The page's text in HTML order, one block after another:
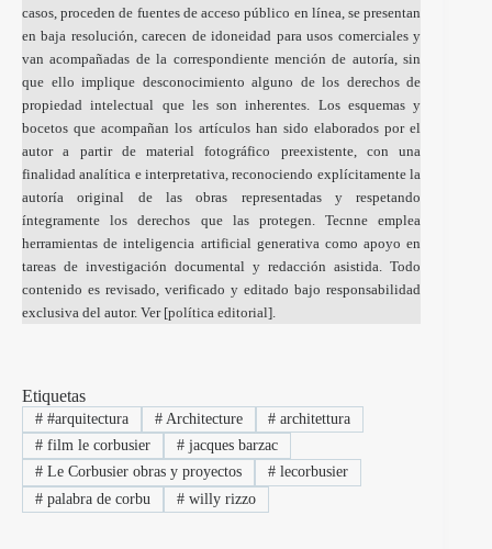
casos, proceden de fuentes de acceso público en línea, se presentan
en baja resolución, carecen de idoneidad para usos comerciales y
van acompañadas de la correspondiente mención de autoría, sin
que ello implique desconocimiento alguno de los derechos de
propiedad intelectual que les son inherentes. Los esquemas y
bocetos que acompañan los artículos han sido elaborados por el
autor a partir de material fotográfico preexistente, con una
finalidad analítica e interpretativa, reconociendo explícitamente la
autoría original de las obras representadas y respetando
íntegramente los derechos que las protegen. Tecnne emplea
herramientas de inteligencia artificial generativa como apoyo en
tareas de investigación documental y redacción asistida. Todo
contenido es revisado, verificado y editado bajo responsabilidad
exclusiva del autor. Ver [política editorial].
Etiquetas
##arquitectura #Architecture # architettura
#film le corbusier #jacques barzac
#Le Corbusier obras y proyectos #lecorbusier
#palabra de corbu #willy rizzo